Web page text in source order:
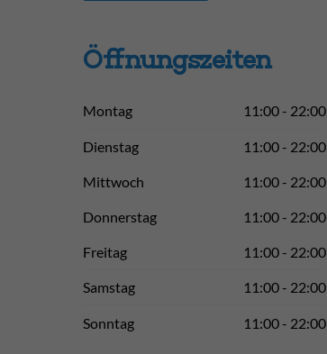
Öffnungs­zeiten
Montag 11:00 - 22:00
Dienstag 11:00 - 22:00
Mittwoch 11:00 - 22:00
Donnerstag 11:00 - 22:00
Freitag 11:00 - 22:00
Samstag 11:00 - 22:00
Sonntag 11:00 - 22:00